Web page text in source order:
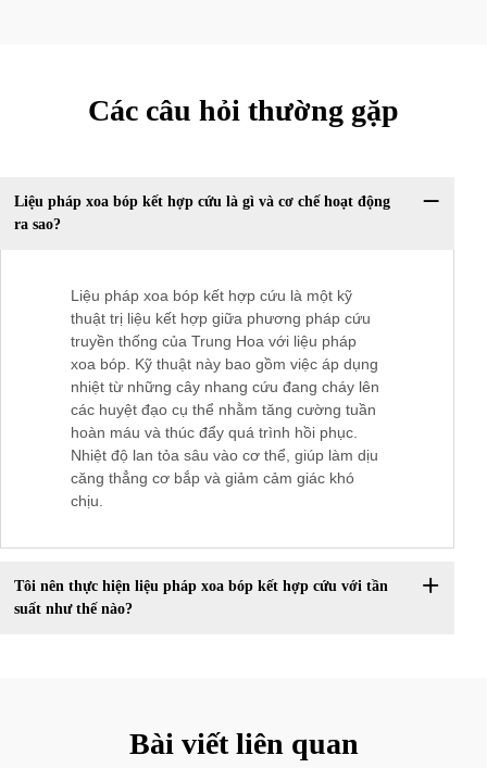
Các câu hỏi thường gặp
Liệu pháp xoa bóp kết hợp cứu là gì và cơ chế hoạt động
ra sao?
Liệu pháp xoa bóp kết hợp cứu là một kỹ
thuật trị liệu kết hợp giữa phương pháp cứu
truyền thống của Trung Hoa với liệu pháp
xoa bóp. Kỹ thuật này bao gồm việc áp dụng
nhiệt từ những cây nhang cứu đang cháy lên
các huyệt đạo cụ thể nhằm tăng cường tuần
hoàn máu và thúc đẩy quá trình hồi phục.
Nhiệt độ lan tỏa sâu vào cơ thể, giúp làm dịu
căng thẳng cơ bắp và giảm cảm giác khó
chịu.
Tôi nên thực hiện liệu pháp xoa bóp kết hợp cứu với tần
suất như thế nào?
Bài viết liên quan